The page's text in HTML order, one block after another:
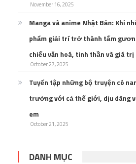
November 16, 2025
Manga và anime Nhật Bản: Khi
phẩm giải trí trở thành tấm
chiếu văn hoá, tinh thần và giá
October 27, 2025
Tuyển tập những bộ truyện có
trưởng với cả thế giới, dịu dàng
em
October 21, 2025
DANH MỤC